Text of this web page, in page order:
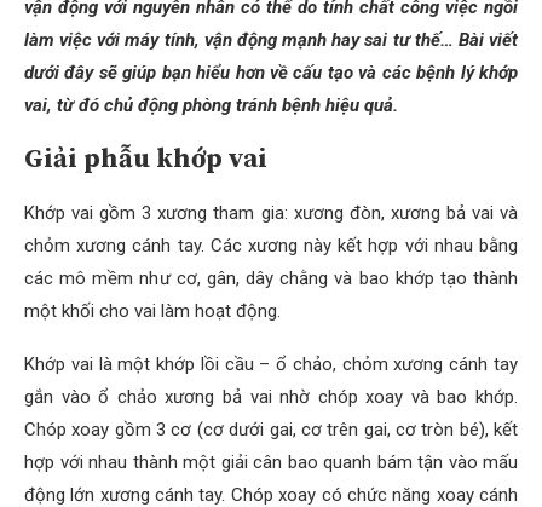
vận động với nguyên nhân có thể do tính chất công việc ngồi
làm việc với máy tính, vận động mạnh hay sai tư thế… Bài viết
dưới đây sẽ giúp bạn hiểu hơn về cấu tạo và các bệnh lý khớp
vai, từ đó chủ động phòng tránh bệnh hiệu quả.
Giải phẫu khớp vai
Khớp vai gồm 3 xương tham gia: xương đòn, xương bả vai và
chỏm xương cánh tay. Các xương này kết hợp với nhau bằng
các mô mềm như cơ, gân, dây chằng và bao khớp tạo thành
một khối cho vai làm hoạt động.
Khớp vai là một khớp lồi cầu – ổ chảo, chỏm xương cánh tay
gắn vào ổ chảo xương bả vai nhờ chóp xoay và bao khớp.
Chóp xoay gồm 3 cơ (cơ dưới gai, cơ trên gai, cơ tròn bé), kết
hợp với nhau thành một giải cân bao quanh bám tận vào mấu
động lớn xương cánh tay. Chóp xoay có chức năng xoay cánh